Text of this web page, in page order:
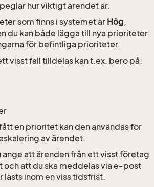
hur viktigt ärendet är.
som finns i systemet är Hög,
du kan både lägga till nya prioriteter
för befintliga prioriteter.
visst fall tilldelas kan t.ex. bero på:
en prioritet kan den användas för
av ärendet.
ange att ärenden från ett visst företag
och att du ska meddelas via e-post
lästs inom en viss tidsfrist.